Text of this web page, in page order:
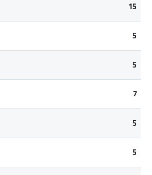
15
5
5
7
5
5